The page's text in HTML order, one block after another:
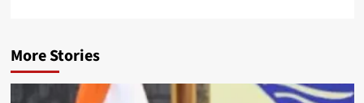
More Stories